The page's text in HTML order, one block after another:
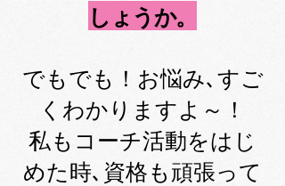
しょうか。
でもでも！お悩み､すご
くわかりますよ～！
私もコーチ活動をはじ
めた時､資格も頑張って